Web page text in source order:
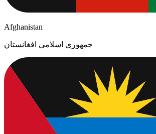
Afghanistan
جمهوری اسلامی افغانستان